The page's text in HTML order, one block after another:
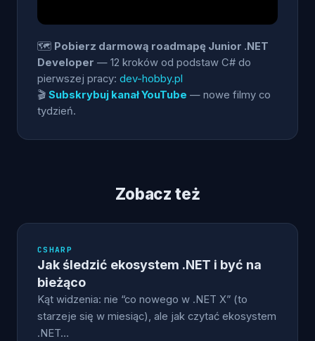
🗺️ Pobierz darmową roadmapę Junior .NET
Developer — 12 kroków od podstaw C# do
pierwszej pracy: dev-hobby.pl
🎬 Subskrybuj kanał YouTube — nowe filmy co
tydzień.
Zobacz też
CSHARP
Jak śledzić ekosystem .NET i być na
bieżąco
Kąt widzenia: nie “co nowego w .NET X” (to
starzeje się w miesiąc), ale jak czytać ekosystem
.NET…